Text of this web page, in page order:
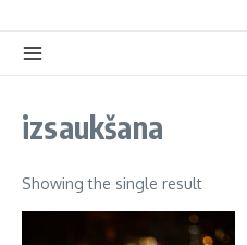
izsaukšana
Showing the single result